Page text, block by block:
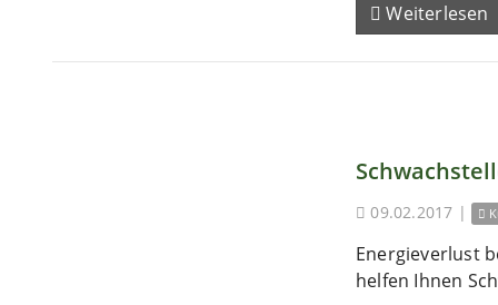
Weiterlesen
09.02.2017 |
Energieverlust
helfen Ihnen